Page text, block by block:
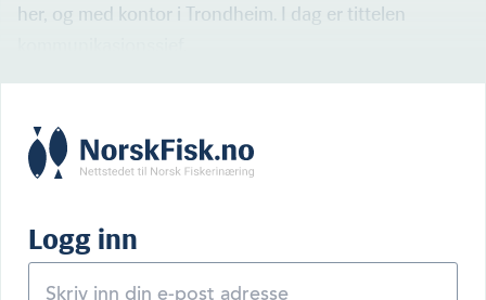
her, og med kontor i Trondheim. I dag er tittelen
Logg inn